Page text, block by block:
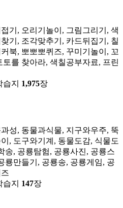
기, 오리기놀이, 그림그리기, 색
기, 조각맞추기, 카드뒤집기, 칠
북, 뽀뽀뽀퀴즈, 꾸미기놀이, 꼬
토를 찾아라, 색칠공부자료, 프린
습지 1,975장
성, 동물과식물, 지구와우주, 뚝
, 도구와기계, 동물도감, 식물도
송, 공룡탐험, 공룡사진, 공룡스
룡만들기, 공룡송, 공룡게임, 공
습지 147장